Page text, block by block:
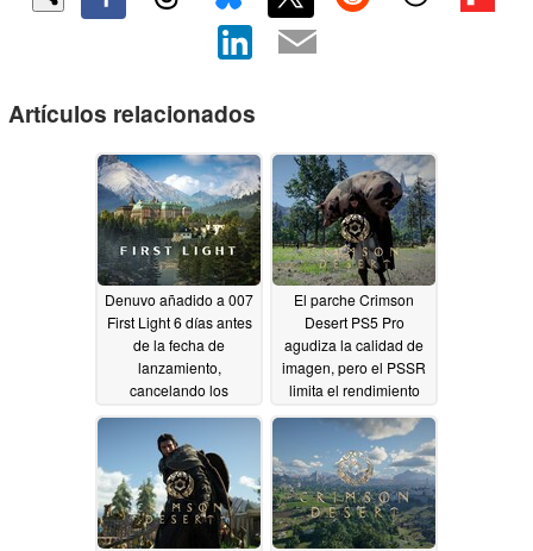
Artículos relacionados
Denuvo añadido a 007
First Light 6 días antes
de la fecha de
lanzamiento,
cancelando los
05/22/2026
El parche Crimson
Desert PS5 Pro
agudiza la calidad de
imagen, pero el PSSR
limita el rendimiento
04/05/2026